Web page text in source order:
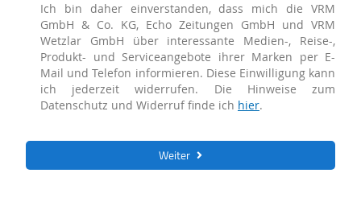
Ich bin daher einverstanden, dass mich die VRM
GmbH & Co. KG, Echo Zeitungen GmbH und VRM
Wetzlar GmbH über interessante Medien-, Reise-,
Produkt- und Serviceangebote ihrer Marken per E-
Mail und Telefon informieren. Diese Einwilligung kann
ich jederzeit widerrufen. Die Hinweise zum
Datenschutz und Widerruf finde ich hier.
Weiter